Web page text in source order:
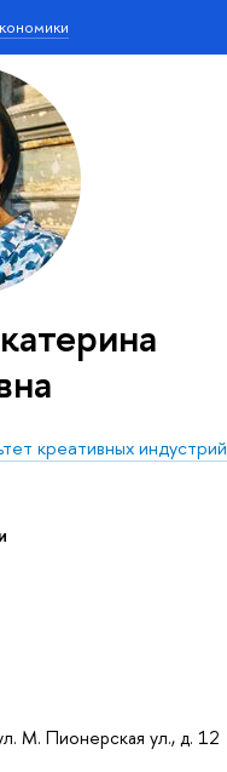
креативных индустрий
М. Пионерская ул., д. 12